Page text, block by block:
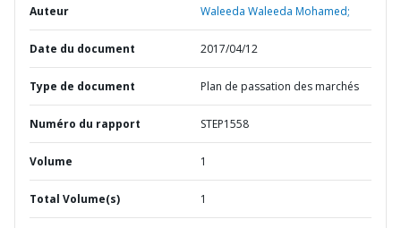
Auteur Waleeda Waleeda Mohamed;
Date du document 2017/04/12
Type de document Plan de passation des marchés
Numéro du rapport STEP1558
Volume 1
Total Volume(s) 1